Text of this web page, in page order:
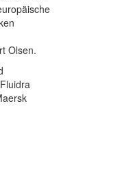
Olsen.